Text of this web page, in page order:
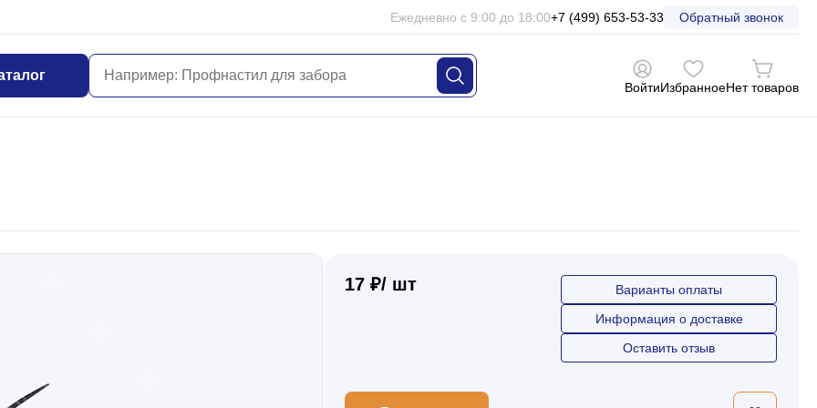
Ежедневно с 9:00 до 18:00+7 (499) 653-53-33 Обратный звонок
ВойтиИзбранноеНет товаров
17 ₽/ шт
Варианты оплаты
Информация о доставке
Оставить отзыв